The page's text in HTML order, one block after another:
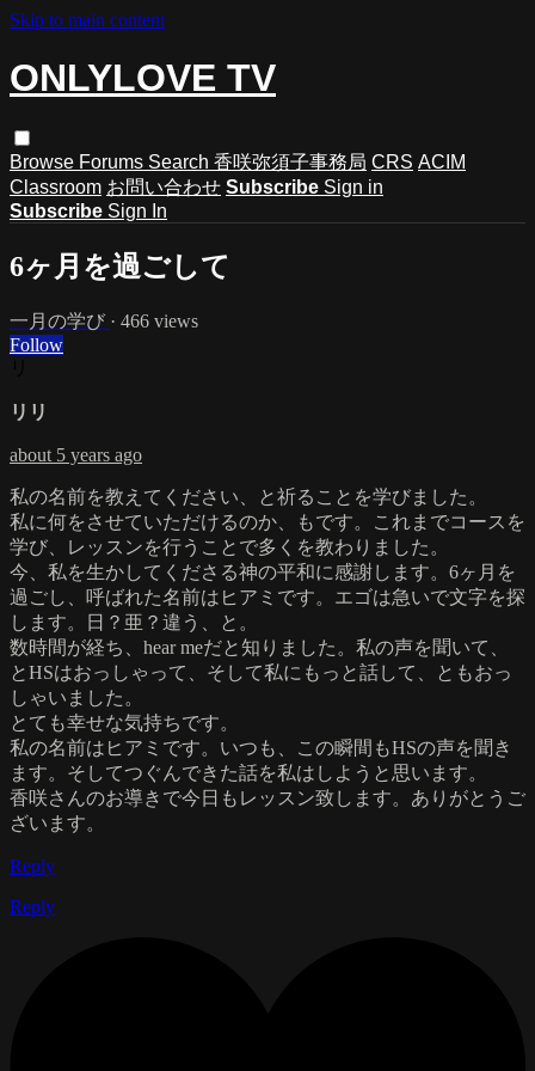
Skip to main content
ONLYLOVE TV
Browse Forums Search 香咲弥須子事務局 CRS ACIM
Classroom お問い合わせ Subscribe Sign in
Subscribe Sign In
6ヶ月を過ごして
一月の学び · 466 views
Follow
リリ
about 5 years ago
私の名前を教えてください、と祈ることを学びました。
私に何をさせていただけるのか、もです。これまでコースを
学び、レッスンを行うことで多くを教わりました。
今、私を生かしてくださる神の平和に感謝します。6ヶ月を
過ごし、呼ばれた名前はヒアミです。エゴは急いで文字を探
します。日？亜？違う、と。
数時間が経ち、hear meだと知りました。私の声を聞いて、
とHSはおっしゃって、そして私にもっと話して、ともおっ
しゃいました。
とても幸せな気持ちです。
私の名前はヒアミです。いつも、この瞬間もHSの声を聞き
ます。そしてつぐんできた話を私はしようと思います。
香咲さんのお導きで今日もレッスン致します。ありがとうご
ざいます。
Reply
Reply